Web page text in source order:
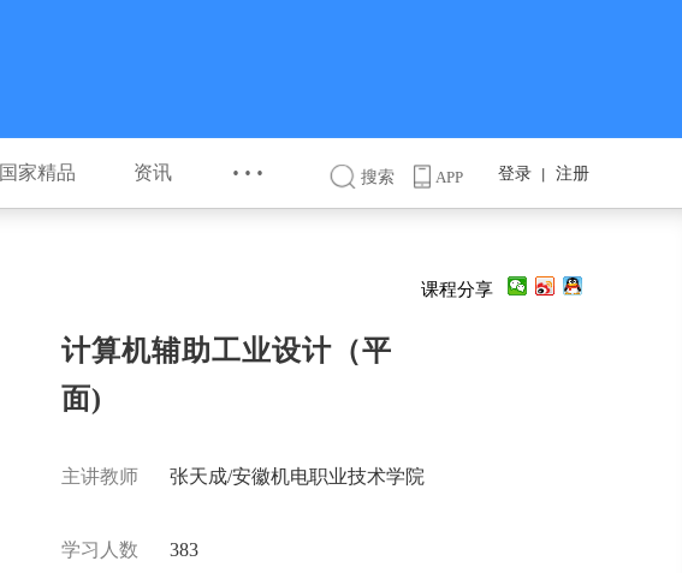
国家精品 资讯 ··· 搜索 APP 登录 注册
课程分享
计算机辅助工业设计（平
面)
主讲教师 张天成/安徽机电职业技术学院
学习人数 383